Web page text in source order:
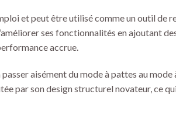
et peut être utilisé comme un outil de
ses fonctionnalités en ajoutant
accrue.
aisément du mode à pattes au mode
par son design structurel novateur, ce